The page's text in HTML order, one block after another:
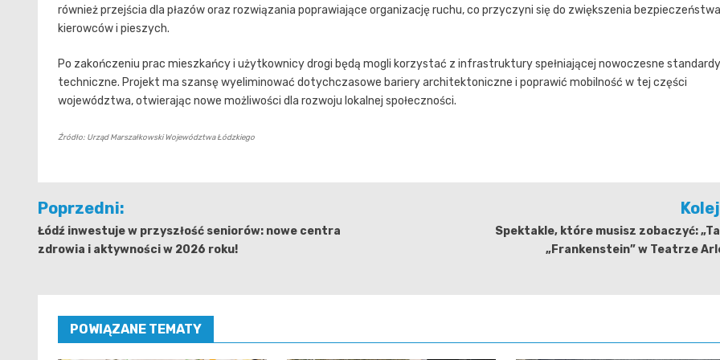
również przejścia dla płazów oraz rozwiązania poprawiające organizację ruchu, co przyczyni się do zwiększenia bezpieczeństwa
kierowców i pieszych.
Po zakończeniu prac mieszkańcy i użytkownicy drogi będą mogli korzystać z infrastruktury spełniającej nowoczesne standardy
techniczne. Projekt ma szansę wyeliminować dotychczasowe bariery architektoniczne i poprawić mobilność w tej części
województwa, otwierając nowe możliwości dla rozwoju lokalnej społeczności.
Źródło: Urząd Marszałkowski Województwa Łódzkiego
Nawigacja
wpisu
Poprzedni:
Łódź inwestuje w przyszłość seniorów: nowe centra
zdrowia i aktywności w 2026 roku!
Spektakle, które musisz zobaczyć:
„Frankenstein” w Teatrze
POWIĄZANE TEMATY